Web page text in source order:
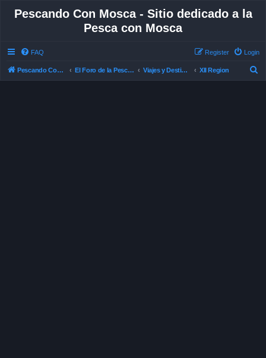
Pescando Con Mosca - Sitio dedicado a la
Pesca con Mosca
FAQ Login
Register
Pescando Con Mosca El Foro de la Pesca con Mosca en Chile Viajes y Destinos de Pesca XII Region